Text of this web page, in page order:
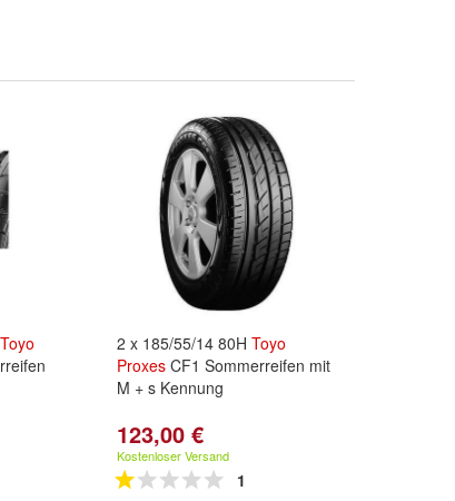
Toyo
2 x 185/55/14 80H Toyo
Proxes CF1 Sommerreifen mit
M + s Kennung
123,00 €
Kostenloser Versand
1